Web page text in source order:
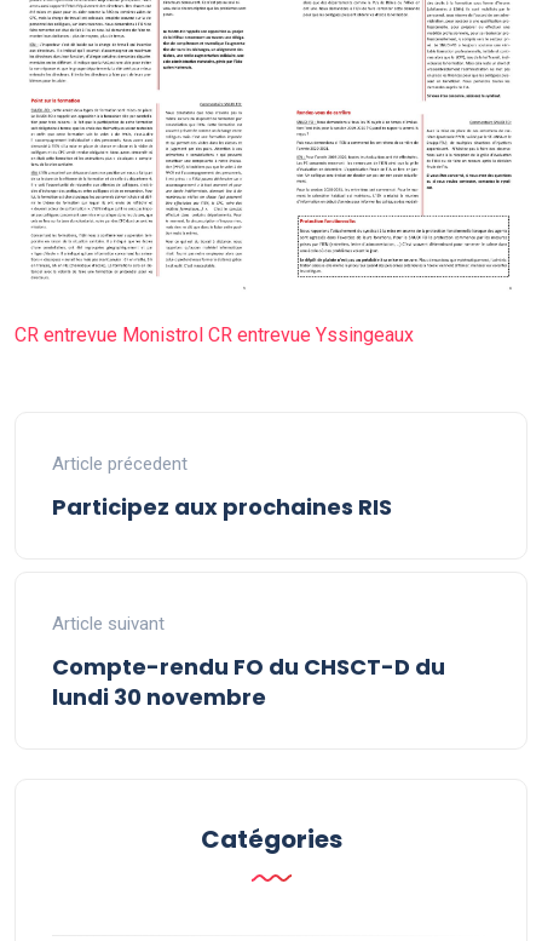
CR entrevue Monistrol CR entrevue Yssingeaux
Article précedent
Participez aux prochaines RIS
Article suivant
Compte-rendu FO du CHSCT-D du
lundi 30 novembre
Catégories